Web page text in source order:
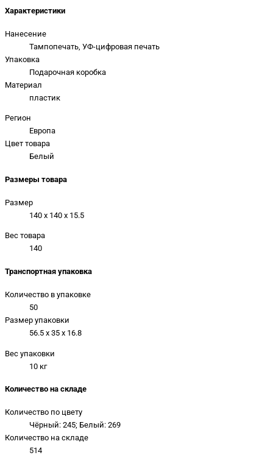
Характеристики
Нанесение
Тампопечать, УФ-цифровая печать
Упаковка
Подарочная коробка
Материал
пластик
Регион
Европа
Цвет товара
Белый
Размеры товара
Размер
140 x 140 x 15.5
Вес товара
140
Транспортная упаковка
Количество в упаковке
50
Размер упаковки
56.5 x 35 x 16.8
Вес упаковки
10 кг
Количество на складе
Количество по цвету
Чёрный: 245; Белый: 269
Количество на складе
514